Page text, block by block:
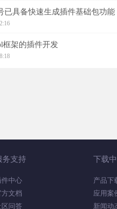
已具备快速生成插件基础包功能
框架的插件开发
务支持
件中心
方文档
区问答
下载
产品下
应用案
新闻动